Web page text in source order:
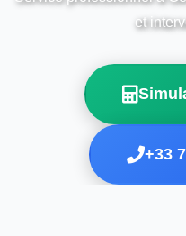
et
+33